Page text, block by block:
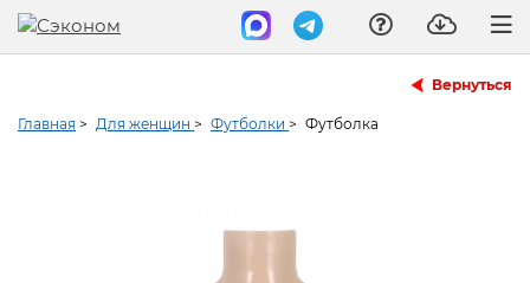
Вернуться
Главная > Для женщин > Футболки > Футболка